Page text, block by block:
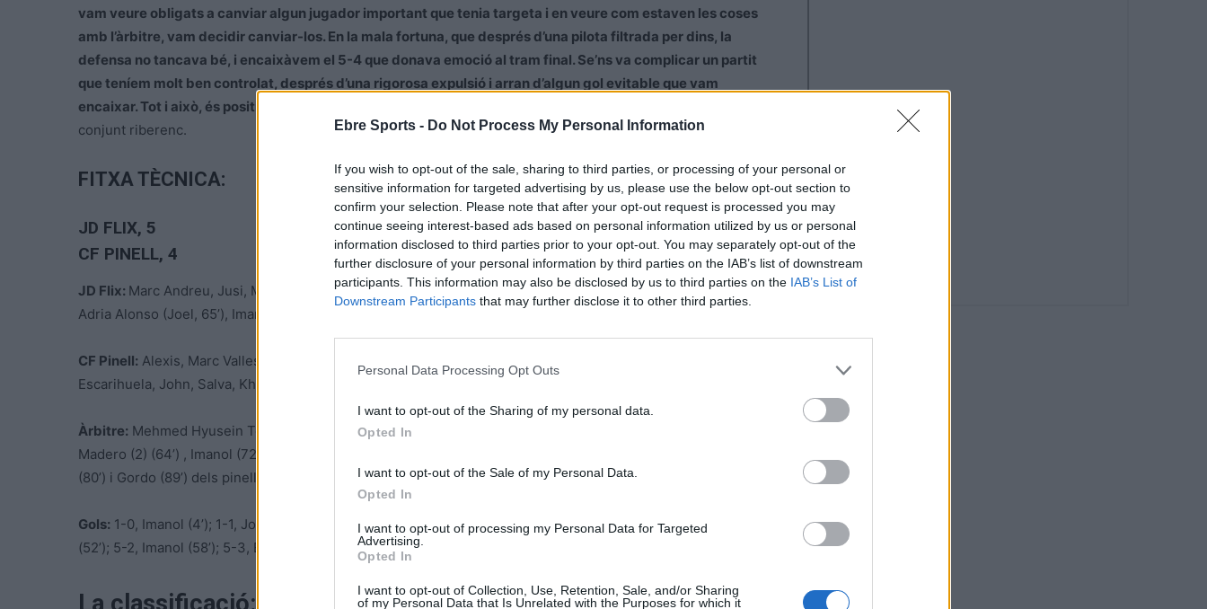
Ebre Sports - Do Not Process My Personal Information
If you wish to opt-out of the sale, sharing to third parties, or processing of your personal or
sensitive information for targeted advertising by us, please use the below opt-out section to
confirm your selection. Please note that after your opt-out request is processed you may
continue seeing interest-based ads based on personal information utilized by us or personal
information disclosed to third parties prior to your opt-out. You may separately opt-out of the
further disclosure of your personal information by third parties on the IAB’s list of downstream
participants. This information may also be disclosed by us to third parties on the IAB’s List of
Downstream Participants that may further disclose it to other third parties.
Personal Data Processing Opt Outs
I want to opt-out of the Sharing of my personal data.
Opted In
I want to opt-out of the Sale of my Personal Data.
Opted In
I want to opt-out of processing my Personal Data for Targeted
Advertising.
Opted In
I want to opt-out of Collection, Use, Retention, Sale, and/or Sharing
of my Personal Data that Is Unrelated with the Purposes for which it
vam veure obligats a canviar algun jugador important que tenia targeta i en veure com estaven les coses
amb l’àrbitre, vam decidir canviar-los. En la mala fortuna, que després d’una pilota filtrada per dins, la
defensa no tancava bé, i encaixàvem el 5-4 que donava emoció al tram final. Se’ns va complicar un partit
que teníem molt ben controlat, després d’una rigorosa expulsió i arran d’algun gol evitable que vam
encaixar. Tot i això, és positiu arrancar així a casa la temporada
conjunt riberenc.
FITXA TÈCNICA:
JD FLIX, 5
CF PINELL, 4
JD Flix: Marc Andreu, Jusi, Madero, Nacho, Pere Martínez, Gerard Anguera, Marlington (Arnau, 79’), Piqué,
Adria Alonso (Joel, 65’), Imanol, Yatma (Arnau, 86’).
CF Pinell: Alexis, Marc Vallespí (Aitor, 45’), Biel (El Kochini, 45’), Guillem, Pintilié (Illias, 45’), Álex
Escarihuela, John, Salva, Khalid (Sancho, 88’), Moya (Gordo, 67’), Johan.
Àrbitre: Mehmed Hyusein Topchu, del comité ebrenc. Amonestacions per a Piqué (41’), Pere Martinez (54’),
Madero (2) (64’) , Imanol (72’), Marlington (73’) i Yatma (85’) dels flixancos i per a Marc Vallespí (16’), Salva
(80’) i Gordo (89’) dels pinellans.
Gols: 1-0, Imanol (4’); 1-1, John (14’); 2-1, Marlington (26’); 3-1, Imanol (45’); 4-1, Imanol (49’); 4-2, Salva (p)
(52’); 5-2, Imanol (58’); 5-3, El Kochini (78’); 5-4, John (87’).